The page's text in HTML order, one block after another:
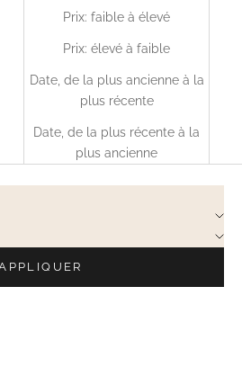
Prix: faible à élevé
Prix: élevé à faible
Date, de la plus ancienne à la
plus récente
Date, de la plus récente à la
plus ancienne